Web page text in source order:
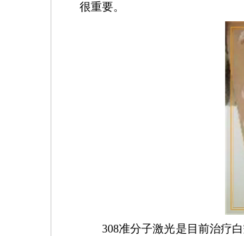
很重要。
308准分子激光是目前治疗